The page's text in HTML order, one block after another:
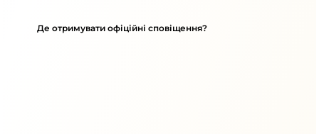
Де отримувати офіційні сповіщення?